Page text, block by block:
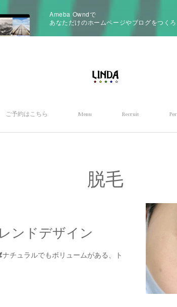
Ameba Owndで
あなただけのホームページやブログをつくろ
ご予約はこちら Menu Recruit
脱毛
ンドデザイン
チュラルでもボリュームがある、ト